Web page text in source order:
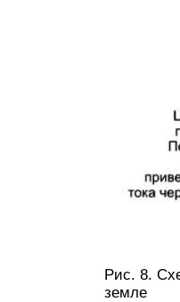
Рис. 8.
земле